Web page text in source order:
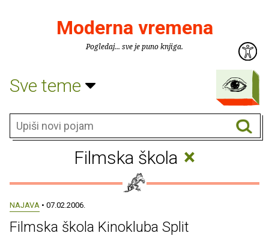
Moderna vremena
Pogledaj... sve je puno knjiga.
Sve teme
Filmska škola ×
NAJAVA • 07.02.2006.
Filmska škola Kinokluba Split